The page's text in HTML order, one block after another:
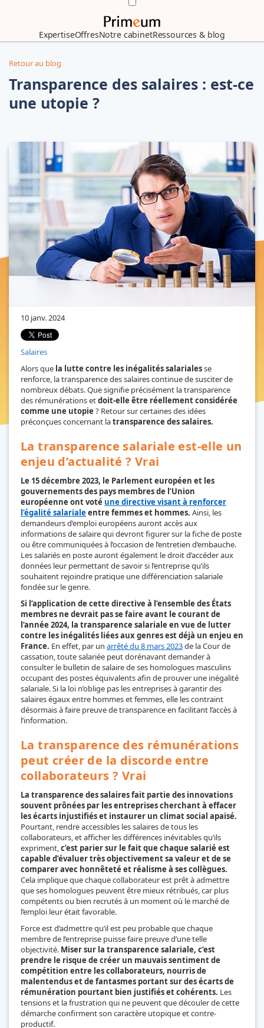
ExpertiseOffresNotre cabinetRessources & blog
Retour au blog
Transparence des salaires : est-ce
une utopie ?
10 janv. 2024
Salaires
Alors que la lutte contre les inégalités salarialesse
renforce, la transparence des salaires continue de susciter de
nombreux débats. Que signifie précisément la transparence
des rémunérations etdoit-elle être réellement considérée
comme une utopie ? Retour sur certaines des idées
préconçues concernant latransparence des salaires.
La transparence salariale est-elle un
enjeu d’actualité ? Vrai
Le 15 décembre 2023, le Parlement européen et les
gouvernements des pays membres de l’Union
européenne ont voté une directive visant à renforcer
l’égalité salarialeentre femmes et hommes. Ainsi, les
demandeurs d’emploi européens auront accès aux
informations de salaire qui devront figurer sur la fiche de poste
ou être communiquées à l’occasion de l’entretien d’embauche.
Les salariés en poste auront également le droit d’accéder aux
données leur permettant de savoir si l’entreprise qu’ils
souhaitent rejoindre pratique une différenciation salariale
fondée sur le genre.
Si l’application de cette directive à l’ensemble des États
membres ne devrait pas se faire avant le courant de
l’année 2024, la transparence salariale en vue de lutter
contre les inégalités liées aux genres est déjà un enjeu en
France. En effet, par un arrêté du 8 mars 2023de la Cour de
cassation, toute salariée peut dorénavant demander à
consulter le bulletin de salaire de ses homologues masculins
occupant des postes équivalents afin de prouver une inégalité
salariale. Si la loi n’oblige pas les entreprises à garantir des
salaires égaux entre hommes et femmes, elle les contraint
désormais à faire preuve de transparence en facilitant l’accès à
l’information.
La transparence des rémunérations
peut créer de la discorde entre
collaborateurs ? Vrai
La transparence des salaires fait partie des innovations
souvent prônées par les entreprises cherchant à effacer
les écarts injustifiés et instaurer un climat social apaisé.
Pourtant, rendre accessibles les salaires de tous les
collaborateurs, et afficher les différences inévitables qu’ils
expriment,c’est parier sur le fait que chaque salarié est
capable d’évaluer très objectivement sa valeur et de se
comparer avec honnêteté et réalisme à ses collègues.
Cela implique que chaque collaborateur est prêt à admettre
que ses homologues peuvent être mieux rétribués, car plus
compétents ou bien recrutés à un moment où le marché de
l’emploi leur était favorable.
Force est d’admettre qu’il est peu probable que chaque
membre de l’entreprise puisse faire preuve d’une telle
objectivité. Miser sur la transparence salariale, c’est
prendre le risque de créer un mauvais sentiment de
compétition entre les collaborateurs, nourris de
malentendus et de fantasmes portant sur des écarts de
rémunération pourtant bien justifiés et cohérents. Les
tensions et la frustration qui ne peuvent que découler de cette
démarche confirment son caractère utopique et contre-
productif.